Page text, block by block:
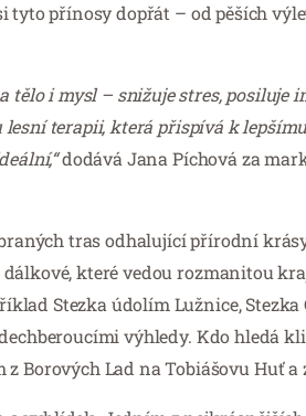
tyto přínosy dopřát – od pěších
tělo i mysl – snižuje stres, posiluje
terapii, která přispívá k
dodává Jana Píchová za
tras odhalující přírodní
které vedou rozmanitou
Stezka údolím Lužnice, Stezka
výhledy. Kdo hledá
Borových Lad na Tobiášovu Huť a